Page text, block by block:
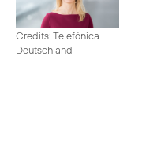
Credits: Telefónica
Deutschland